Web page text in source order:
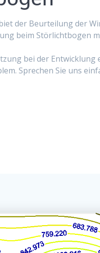
der Beurteilung der
beim Stör­licht­bo­gen
bei der Entwick­lung
Sprechen Sie uns